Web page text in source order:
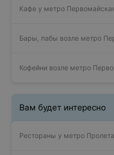
Кафе у метро
Бары, пабы возле метро
Кофейни возле метро
Вам будет интересно
Рестораны у метро